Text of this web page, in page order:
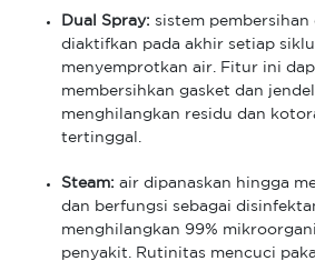
Dual Spray: sistem
diaktifkan pada akhir setiap
menyemprotkan air. Fitur ini
membersihkan gasket dan
menghilangkan residu dan
tertinggal.
Steam: air dipanaskan hingga
dan berfungsi sebagai
menghilangkan 99%
penyakit. Rutinitas mencuci